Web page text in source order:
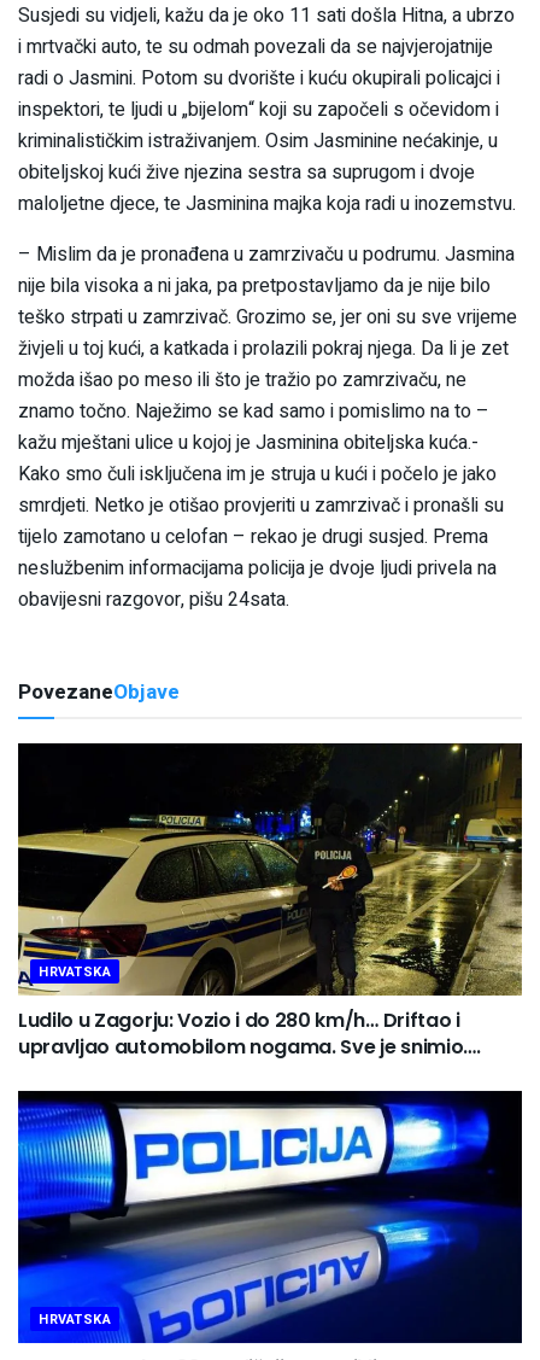
Susjedi su vidjeli, kažu da je oko 11 sati došla Hitna, a ubrzo
i mrtvački auto, te su odmah povezali da se najvjerojatnije
radi o Jasmini. Potom su dvorište i kuću okupirali policajci i
inspektori, te ljudi u „bijelom“ koji su započeli s očevidom i
kriminalističkim istraživanjem. Osim Jasminine nećakinje, u
obiteljskoj kući žive njezina sestra sa suprugom i dvoje
maloljetne djece, te Jasminina majka koja radi u inozemstvu.
– Mislim da je pronađena u zamrzivaču u podrumu. Jasmina
nije bila visoka a ni jaka, pa pretpostavljamo da je nije bilo
teško strpati u zamrzivač. Grozimo se, jer oni su sve vrijeme
živjeli u toj kući, a katkada i prolazili pokraj njega. Da li je zet
možda išao po meso ili što je tražio po zamrzivaču, ne
znamo točno. Naježimo se kad samo i pomislimo na to –
kažu mještani ulice u kojoj je Jasminina obiteljska kuća.-
Kako smo čuli isključena im je struja u kući i počelo je jako
smrdjeti. Netko je otišao provjeriti u zamrzivač i pronašli su
tijelo zamotano u celofan – rekao je drugi susjed. Prema
neslužbenim informacijama policija je dvoje ljudi privela na
obavijesni razgovor, pišu 24sata.
PovezaneObjave
HRVATSKA
Ludilo u Zagorju: Vozio i do 280 km/h… Driftao i
upravljao automobilom nogama. Sve je snimio….
HRVATSKA